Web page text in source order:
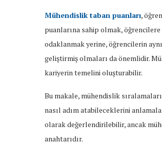
Mühendislik taban puanları,
puanlarına sahip olmak,
odaklanmak yerine, öğrencilerin
geliştirmiş olmaları da önemlidir.
kariyerin temelini oluşturabilir.
Bu makale, mühendislik
nasıl adım atabileceklerini
olarak değerlendirilebilir, ancak
anahtarıdır.